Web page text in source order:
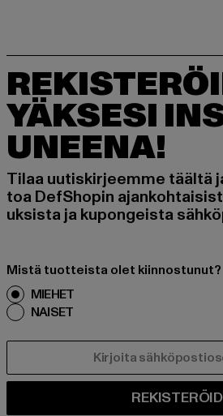
YÄKSESI
UNEENA!
Tilaa uutiskirjeemme täältä
toa DefShopin
uksista ja kupongeista
Mistä tuotteista olet kiinnostunut?
MIEHET
NAISET